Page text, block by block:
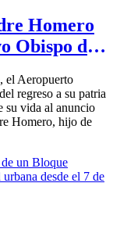
Homero
Obispo de
el Aeropuerto
regreso a su patria
su vida al anuncio
Homero, hijo de